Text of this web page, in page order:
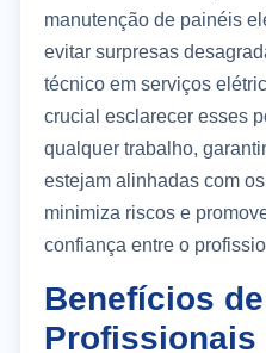
manutenção de painéis
evitar surpresas
técnico em serviços
crucial esclarecer esses
qualquer trabalho,
estejam alinhadas com
minimiza riscos e
confiança entre o
Benefícios
Profissionais